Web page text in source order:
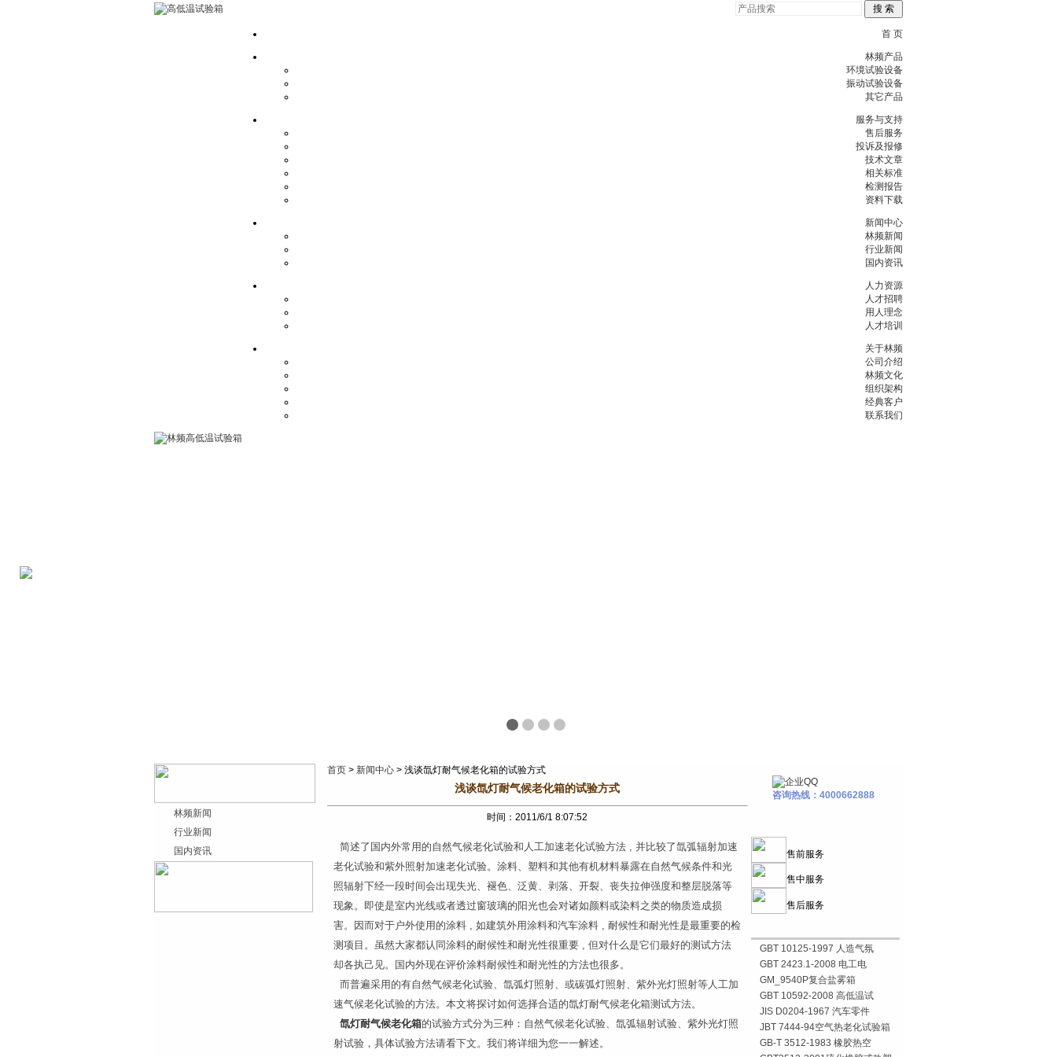
首 页
林频产品
环境试验设备
振动试验设备
其它产品
服务与支持
售后服务
投诉及报修
技术文章
相关标准
检测报告
资料下载
新闻中心
林频新闻
行业新闻
国内资讯
人力资源
人才招聘
用人理念
人才培训
关于林频
公司介绍
林频文化
组织架构
经典客户
联系我们
林频新闻
行业新闻
国内资讯
首页 > 新闻中心 > 浅谈氙灯耐气候老化箱的试验方式
浅谈氙灯耐气候老化箱的试验方式
时间：2011/6/1 8:07:52
简述了国内外常用的自然气候老化试验和人工加速老化试验方法 , 并比较了氙弧辐射加速
老化试验和紫外照射加速老化试验。涂料、塑料和其他有机材料暴露在自然气候条件和光
照辐射下经一段时间会出现失光、褪色、泛黄、剥落、开裂、丧失拉伸强度和整层脱落等
现象。即使是室内光线或者透过窗玻璃的阳光也会对诸如颜料或染料之类的物质造成损
害。因而对于户外使用的涂料 , 如建筑外用涂料和汽车涂料 , 耐候性和耐光性是最重要的检
测项目。虽然大家都认同涂料的耐候性和耐光性很重要 , 但对什么是它们最好的测试方法
却各执己见。国内外现在评价涂料耐候性和耐光性的方法也很多。
而普遍采用的有自然气候老化试验、氙弧灯照射、或碳弧灯照射、紫外光灯照射等人工加
速气候老化试验的方法。本文将探讨如何选择合适的氙灯耐气候老化箱测试方法。
氙灯耐气候老化箱的试验方式分为三种：自然气候老化试验、氙弧辐射试验、紫外光灯照
射试验，具体试验方法请看下文。我们将详细为您一一解述。
咨询热线：4000662888
售前服务
售中服务
售后服务
GBT 10125-1997 人造气氛
GBT 2423.1-2008 电工电
GM_9540P复合盐雾箱
GBT 10592-2008 高低温试
JIS D0204-1967 汽车零件
JBT 7444-94空气热老化试验箱
GB-T 3512-1983 橡胶热空